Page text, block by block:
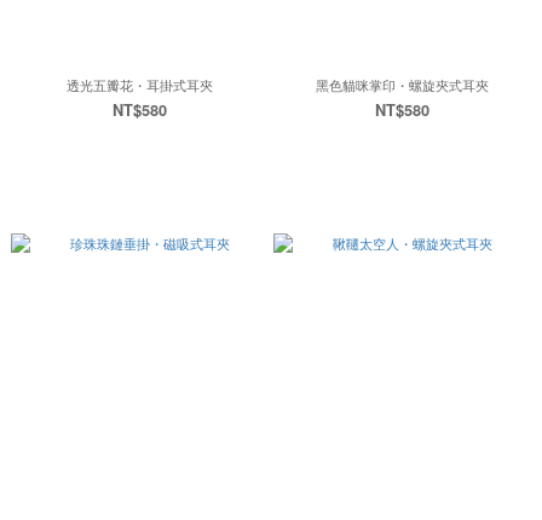
透光五瓣花・耳掛式耳夾
NT$580
黑色貓咪掌印・螺旋夾式耳夾
NT$580